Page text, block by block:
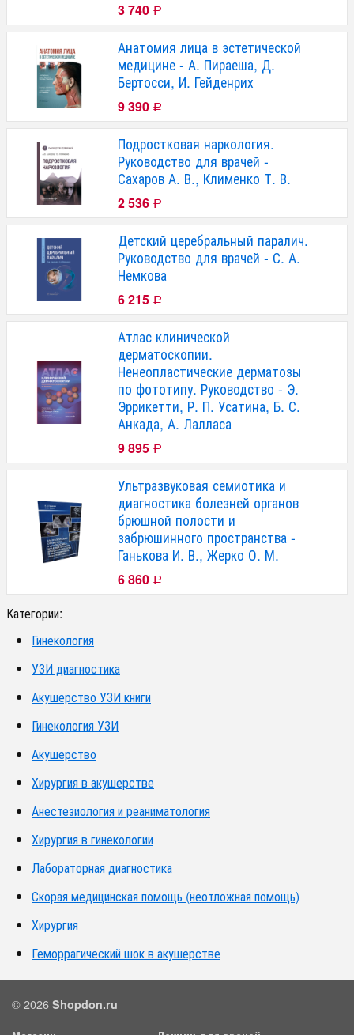
3 740 Р
Анатомия лица в эстетической
медицине - А. Пираеша, Д.
Бертосси, И. Гейденрих
9 390 Р
Подростковая наркология.
Руководство для врачей -
Сахаров А. В., Клименко Т. В.
2 536 Р
Детский церебральный паралич.
Руководство для врачей - С. А.
Немкова
6 215 Р
Атлас клинической
дерматоскопии.
Ненеопластические дерматозы
по фототипу. Руководство - Э.
Эррикетти, Р. П. Усатина, Б. С.
Анкада, А. Лалласа
9 895 Р
Ультразвуковая семиотика и
диагностика болезней органов
брюшной полости и
забрюшинного пространства -
Ганькова И. В., Жерко О. М.
6 860 Р
Категории:
Гинекология
УЗИ диагностика
Акушерство УЗИ книги
Гинекология УЗИ
Акушерство
Хирургия в акушерстве
Анестезиология и реаниматология
Хирургия в гинекологии
Лабораторная диагностика
Скорая медицинская помощь (неотложная помощь)
Хирургия
Геморрагический шок в акушерстве
© 2026 Shopdon.ru